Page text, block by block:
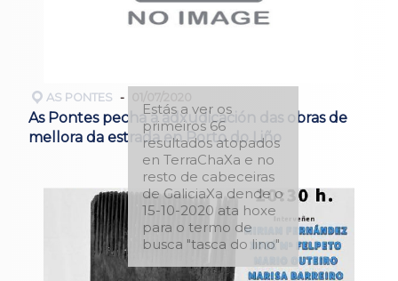
AS PONTES
As Pontes pecha a adxudicación das obras de
mellora da estrada en Porto do Liño
Estás a ver os
primeiros 66
resultados atopados
en TerraChaXa e no
resto de cabeceiras
de GaliciaXa dende o
15-10-2020 ata hoxe
para o termo de
busca "tasca do lino"